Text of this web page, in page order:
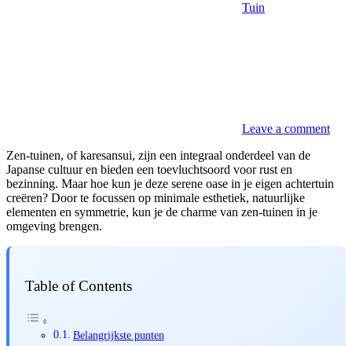
Tuin
Leave a comment
Zen-tuinen, of karesansui, zijn een integraal onderdeel van de
Japanse cultuur en bieden een toevluchtsoord voor rust en
bezinning. Maar hoe kun je deze serene oase in je eigen achtertuin
creëren? Door te focussen op minimale esthetiek, natuurlijke
elementen en symmetrie, kun je de charme van zen-tuinen in je
omgeving brengen.
Table of Contents
Belangrijkste punten